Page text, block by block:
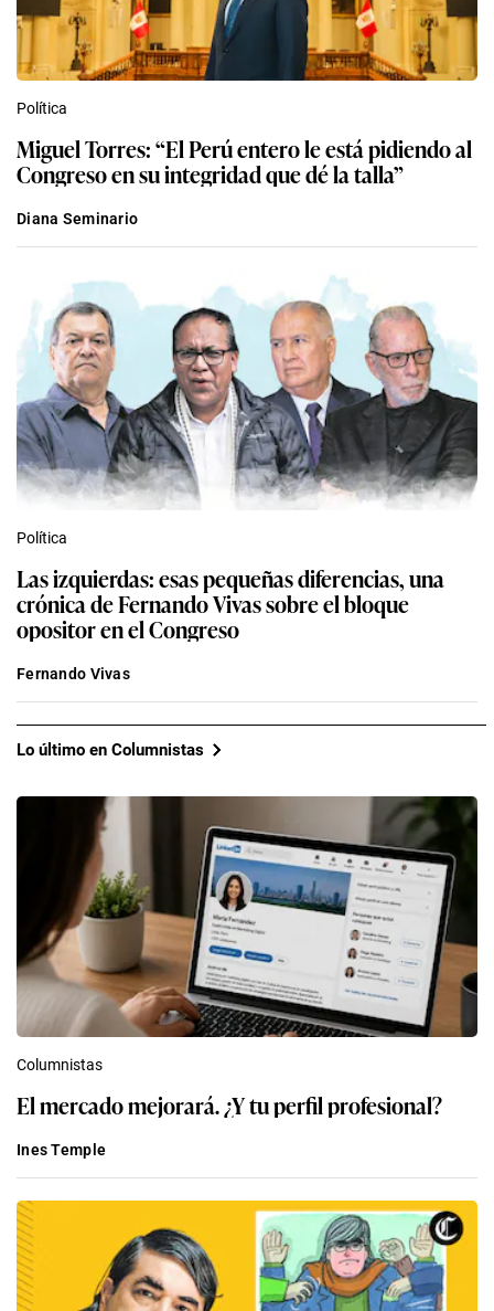
Política
Miguel Torres: “El Perú entero le está pidiendo al
Congreso en su integridad que dé la talla”
Diana Seminario
Política
Las izquierdas: esas pequeñas diferencias, una
crónica de Fernando Vivas sobre el bloque
opositor en el Congreso
Fernando Vivas
Lo último en Columnistas
Columnistas
El mercado mejorará. ¿Y tu perfil profesional?
Ines Temple